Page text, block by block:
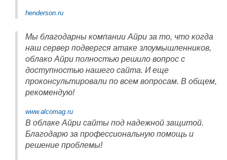
henderson.ru
Мы благодарны компании Айри за то, что когда
наш сервер подвергся атаке злоумышленников,
облако Айри полностью решило вопрос с
доступностью нашего сайта. И еще
проконсультировали по всем вопросам. В общем,
рекомендую!
www.alcomag.ru
В облаке Айри сайты под надежной защитой.
Благодарю за профессиональную помощь и
решение проблемы!